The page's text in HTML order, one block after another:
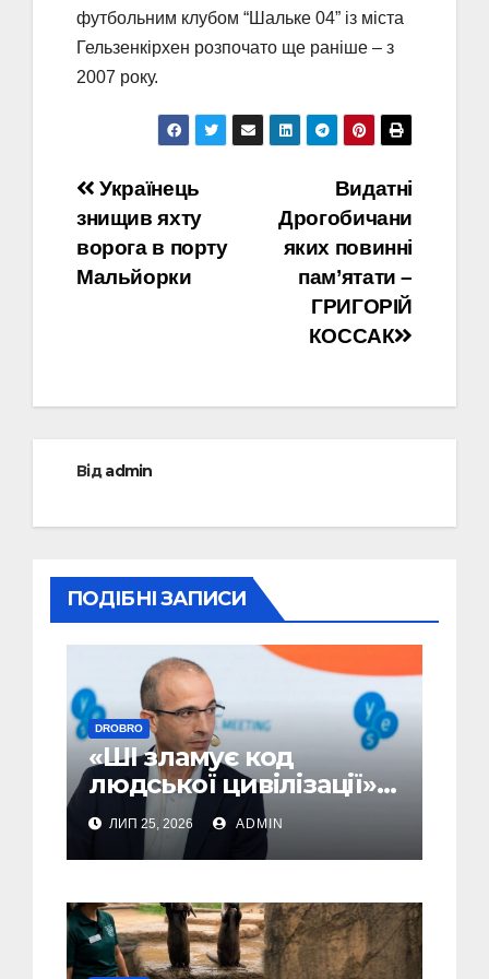
футбольним клубом “Шальке 04” із міста
Гельзенкірхен розпочато ще раніше – з
2007 року.
Навігація
записів
Видатні
Дрогобичани
яких повинні
пам’ятати –
ГРИГОРІЙ
КОССАК
Українець
знищив яхту
ворога в порту
Мальйорки
Відadmin
ПОДІБНІ ЗАПИСИ
DROBRO
«ШІ зламує код
людської цивілізації» –
Юваль Ной Харарі
(Відео)
ЛИП 25, 2026 ADMIN